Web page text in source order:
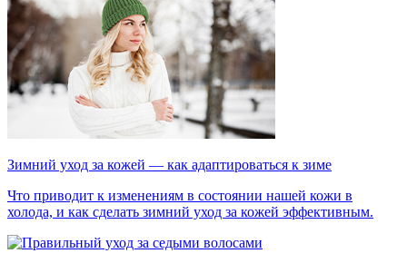
Зимний уход за кожей — как адаптироваться к зиме
Что приводит к изменениям в состоянии нашей кожи в
холода, и как сделать зимний уход за кожей эффективным.